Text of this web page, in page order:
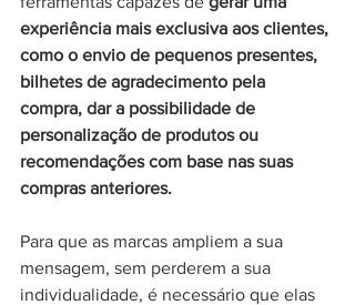
experiência mais exclusiva aos clientes,
como o envio de pequenos presentes,
bilhetes de agradecimento pela
compra, dar a possibilidade de
personalização de produtos ou
recomendações com base nas suas
compras anteriores.
Para que as marcas ampliem a sua
mensagem, sem perderem a sua
individualidade, é necessário que elas